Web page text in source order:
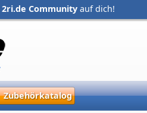
2ri.de Community auf dich!
Zubehörkatalog